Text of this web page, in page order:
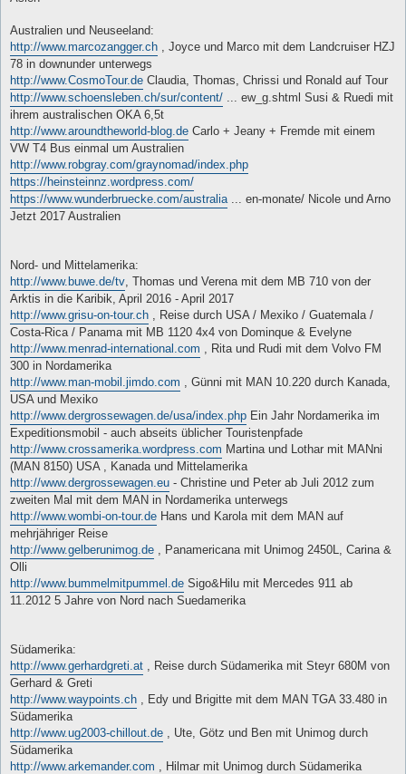
Australien und Neuseeland:
http://www.marcozangger.ch , Joyce und Marco mit dem Landcruiser HZJ
78 in downunder unterwegs
http://www.CosmoTour.de Claudia, Thomas, Chrissi und Ronald auf Tour
http://www.schoensleben.ch/sur/content/ ... ew_g.shtml Susi & Ruedi mit
ihrem australischen OKA 6,5t
http://www.aroundtheworld-blog.de Carlo + Jeany + Fremde mit einem
VW T4 Bus einmal um Australien
http://www.robgray.com/graynomad/index.php
https://heinsteinnz.wordpress.com/
https://www.wunderbruecke.com/australia ... en-monate/ Nicole und Arno
Jetzt 2017 Australien
Nord- und Mittelamerika:
http://www.buwe.de/tv , Thomas und Verena mit dem MB 710 von der
Arktis in die Karibik, April 2016 - April 2017
http://www.grisu-on-tour.ch , Reise durch USA / Mexiko / Guatemala /
Costa-Rica / Panama mit MB 1120 4x4 von Dominque & Evelyne
http://www.menrad-international.com , Rita und Rudi mit dem Volvo FM
300 in Nordamerika
http://www.man-mobil.jimdo.com , Günni mit MAN 10.220 durch Kanada,
USA und Mexiko
http://www.dergrossewagen.de/usa/index.php Ein Jahr Nordamerika im
Expeditionsmobil - auch abseits üblicher Touristenpfade
http://www.crossamerika.wordpress.com Martina und Lothar mit MANni
(MAN 8150) USA , Kanada und Mittelamerika
http://www.dergrossewagen.eu - Christine und Peter ab Juli 2012 zum
zweiten Mal mit dem MAN in Nordamerika unterwegs
http://www.wombi-on-tour.de Hans und Karola mit dem MAN auf
mehrjähriger Reise
http://www.gelberunimog.de , Panamericana mit Unimog 2450L, Carina &
Olli
http://www.bummelmitpummel.de Sigo&Hilu mit Mercedes 911 ab
11.2012 5 Jahre von Nord nach Suedamerika
Südamerika:
http://www.gerhardgreti.at , Reise durch Südamerika mit Steyr 680M von
Gerhard & Greti
http://www.waypoints.ch , Edy und Brigitte mit dem MAN TGA 33.480 in
Südamerika
http://www.ug2003-chillout.de , Ute, Götz und Ben mit Unimog durch
Südamerika
http://www.arkemander.com , Hilmar mit Unimog durch Südamerika